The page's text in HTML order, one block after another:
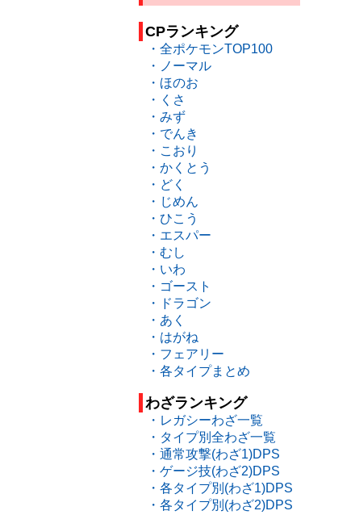
CPランキング
・全ポケモンTOP100
・ノーマル
・ほのお
・くさ
・みず
・でんき
・こおり
・かくとう
・どく
・じめん
・ひこう
・エスパー
・むし
・いわ
・ゴースト
・ドラゴン
・あく
・はがね
・フェアリー
・各タイプまとめ
わざランキング
・レガシーわざ一覧
・タイプ別全わざ一覧
・通常攻撃(わざ1)DPS
・ゲージ技(わざ2)DPS
・各タイプ別(わざ1)DPS
・各タイプ別(わざ2)DPS